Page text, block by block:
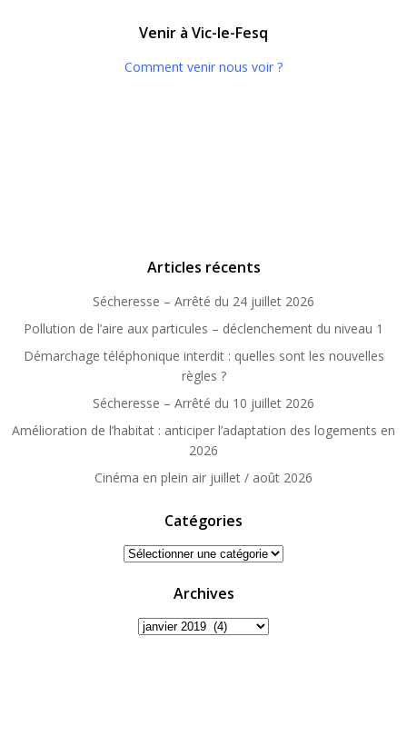
Venir à Vic-le-Fesq
Comment venir nous voir ?
Articles récents
Sécheresse – Arrêté du 24 juillet 2026
Pollution de l’aire aux particules – déclenchement du niveau 1
Démarchage téléphonique interdit : quelles sont les nouvelles
règles ?
Sécheresse – Arrêté du 10 juillet 2026
Amélioration de l’habitat : anticiper l’adaptation des logements en
2026
Cinéma en plein air juillet / août 2026
Catégories
Catégories
Archives
Archives